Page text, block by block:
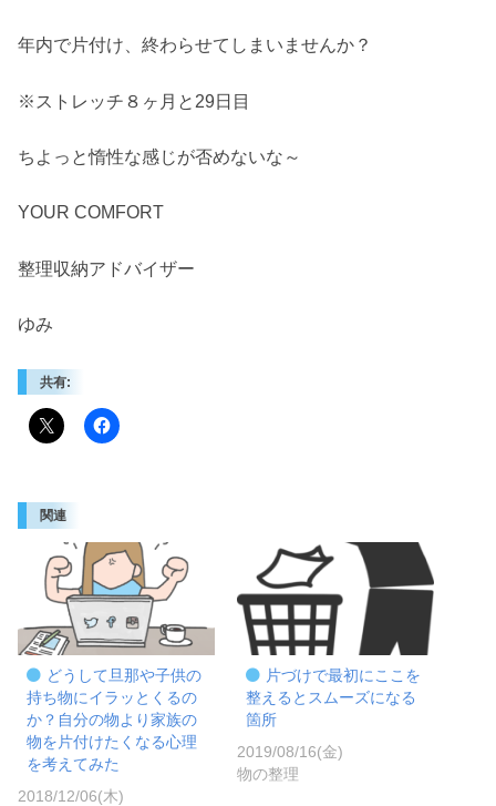
年内で片付け、終わらせてしまいませんか？
※ストレッチ８ヶ月と29日目
ちよっと惰性な感じが否めないな～
YOUR COMFORT
整理収納アドバイザー
ゆみ
共有:
関連
どうして旦那や子供の
持ち物にイラッとくるの
か？自分の物より家族の
物を片付けたくなる心理
を考えてみた
2018/12/06(木)
片づけで最初にここを
整えるとスムーズになる
箇所
2019/08/16(金)
物の整理